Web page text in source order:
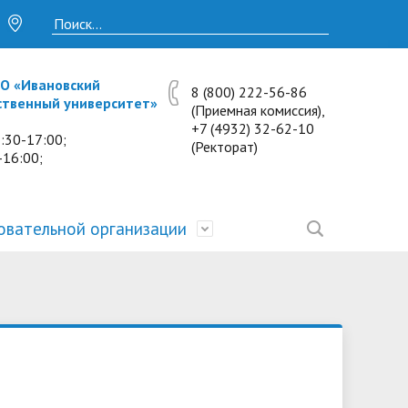
«Ивановский
университет»
17:00;
8 (800) 222-56-86
(Приемная комиссия),
+7 (4932) 32-62-10
(Ректорат)
• Научные журналы
• Разбор олимпиадных заданий
• Иностранным студентам
организации
и
• Материально-техническое